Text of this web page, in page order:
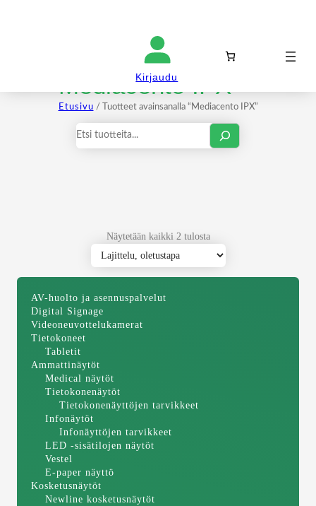
Kirjaudu
Mediacento IPX
Etusivu / Tuotteet avainsanalla “Mediacento IPX”
Haku
Näytetään kaikki 2 tulosta
AV-huolto ja asennuspalvelut
Digital Signage
Videoneuvottelukamerat
Tietokoneet
Tabletit
Ammattinäytöt
Medical näytöt
Tietokonenäytöt
Tietokonenäyttöjen tarvikkeet
Infonäytöt
Infonäyttöjen tarvikkeet
LED -sisätilojen näytöt
Vestel
E-paper näyttö
Kosketusnäytöt
Newline kosketusnäytöt